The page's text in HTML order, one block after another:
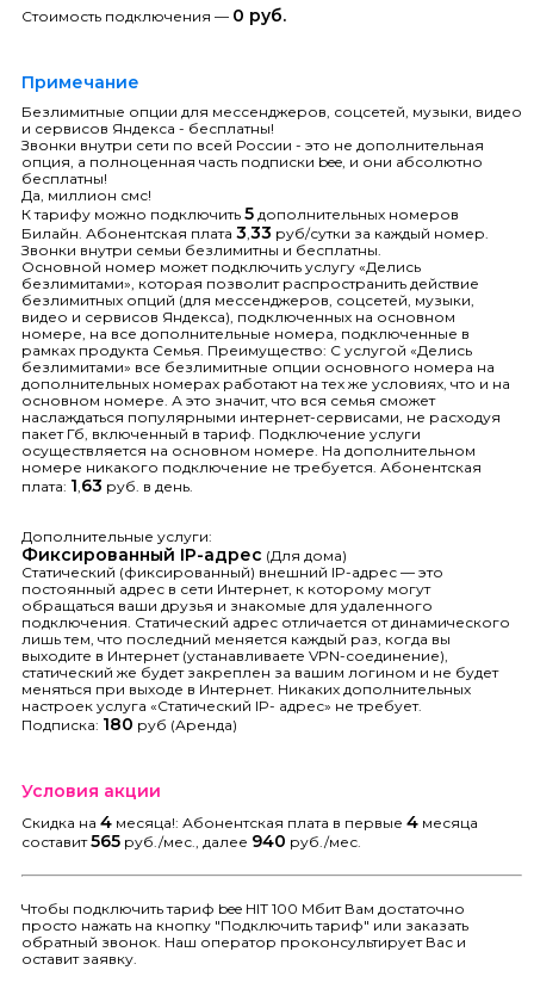
Стоимость подключения — 0 руб.
Примечание
Безлимитные опции для мессенджеров, соцсетей, музыки, видео
и сервисов Яндекса - бесплатны!
Звонки внутри сети по всей России - это не дополнительная
опция, а полноценная часть подписки bee, и они абсолютно
бесплатны!
Да, миллион смс!
К тарифу можно подключить 5 дополнительных номеров
Билайн. Абонентская плата 3 33 руб/сутки за каждый номер.
Звонки внутри семьи безлимитны и бесплатны.
Основной номер может подключить услугу «Делись
безлимитами», которая позволит распространить действие
безлимитных опций (для мессенджеров, соцсетей, музыки,
видео и сервисов Яндекса), подключенных на основном
номере, на все дополнительные номера, подключенные в
рамках продукта Семья. Преимущество: С услугой «Делись
безлимитами» все безлимитные опции основного номера на
дополнительных номерах работают на тех же условиях, что и на
основном номере. А это значит, что вся семья сможет
наслаждаться популярными интернет-сервисами, не расходуя
пакет Гб, включенный в тариф. Подключение услуги
осуществляется на основном номере. На дополнительном
номере никакого подключение не требуется. Абонентская
плата: 1 63 руб. в день.
Дополнительные услуги:
Фиксированный IP-адрес (Для дома)
Статический (фиксированный) внешний IP-адрес — это
постоянный адрес в сети Интернет, к которому могут
обращаться ваши друзья и знакомые для удаленного
подключения. Статический адрес отличается от динамического
лишь тем, что последний меняется каждый раз, когда вы
выходите в Интернет (устанавливаете VPN-соединение),
статический же будет закреплен за вашим логином и не будет
меняться при выходе в Интернет. Никаких дополнительных
настроек услуга «Статический IP- адрес» не требует.
Подписка: 180 руб (Аренда)
Условия акции
Скидка на 4 месяца!: Абонентская плата в первые 4 месяца
составит565 руб./мес., далее 940 руб./мес.
Чтобы подключить тариф bee HIT 100 Мбит Вам достаточно
просто нажать на кнопку "Подключить тариф" или заказать
обратный звонок. Наш оператор проконсультирует Вас и
оставит заявку.